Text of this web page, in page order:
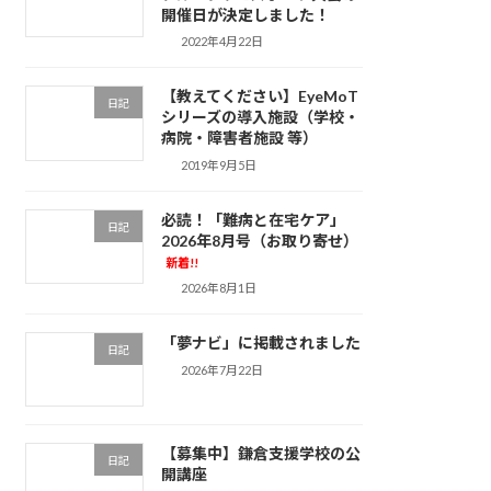
開催日が決定しました！
2022年4月22日
日記
【教えてください】EyeMoT
シリーズの導入施設（学校・
病院・障害者施設 等）
2019年9月5日
日記
必読！「難病と在宅ケア」
2026年8月号（お取り寄せ）
新着!!
2026年8月1日
日記 「夢ナビ」に掲載されました
2026年7月22日
日記
【募集中】鎌倉支援学校の公
開講座